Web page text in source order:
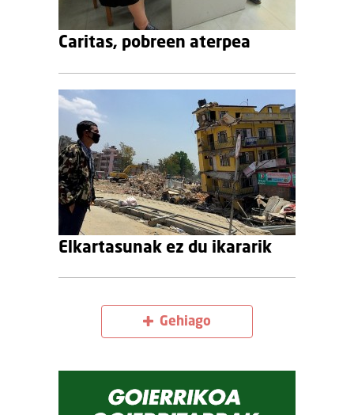
Caritas, pobreen aterpea
Elkartasunak ez du ikararik
Gehiago